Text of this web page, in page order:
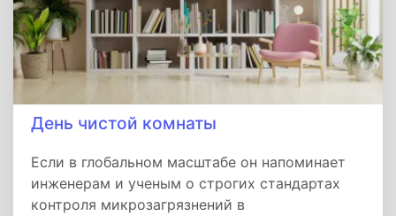
Христу могут преодолеть земные страдания,
оставив будущим поколениям образец для
подражания, важный в любую эпоху.
День чистой комнаты
Если в глобальном масштабе он напоминает
инженерам и ученым о строгих стандартах
контроля микрозагрязнений в